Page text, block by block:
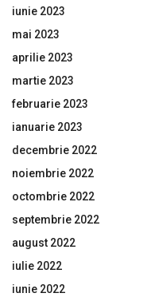
iunie 2023
mai 2023
aprilie 2023
martie 2023
februarie 2023
ianuarie 2023
decembrie 2022
noiembrie 2022
octombrie 2022
septembrie 2022
august 2022
iulie 2022
iunie 2022